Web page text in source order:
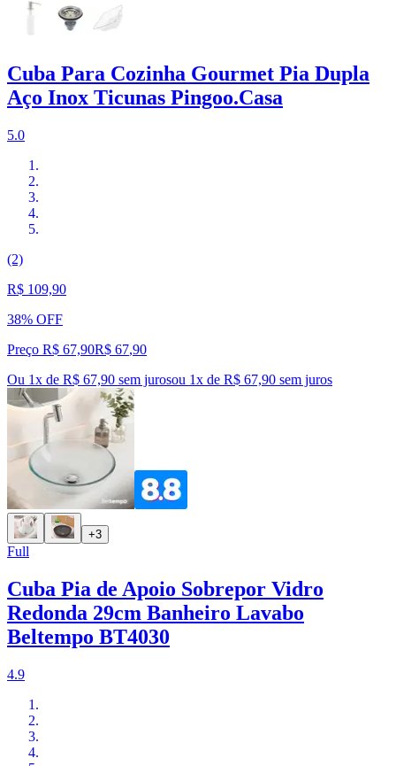
Cuba Para Cozinha Gourmet Pia Dupla
Aço Inox Ticunas Pingoo.Casa
5.0
(2)
R$ 109,90
38% OFF
Preço R$ 67,90R$ 67,90
Ou 1x de R$ 67,90 sem jurosou 1x de R$ 67,90 sem juros
+3
Full
Cuba Pia de Apoio Sobrepor Vidro
Redonda 29cm Banheiro Lavabo
Beltempo BT4030
4.9